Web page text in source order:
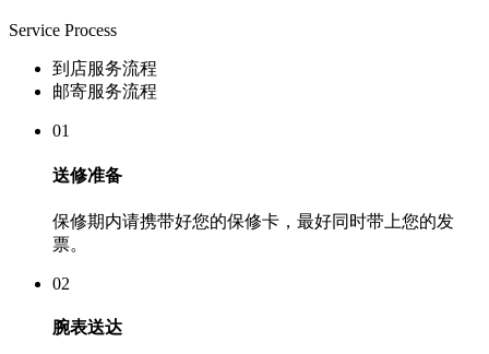
Service Process
到店服务流程
邮寄服务流程
01
送修准备
保修期内请携带好您的保修卡，最好同时带上您的发
票。
02
腕表送达